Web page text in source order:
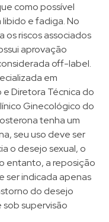
como possível
e fadiga. No
os riscos associados
aprovação
off-label.​
em
Diretora Técnica do
Ginecológico do
tenha um
seu uso deve ser
o desejo sexual, o
entanto, a reposição
ser indicada apenas
do desejo
sob supervisão